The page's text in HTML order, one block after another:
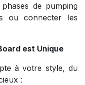
de pumping
ou connecter les
est Unique
à votre style, du
: